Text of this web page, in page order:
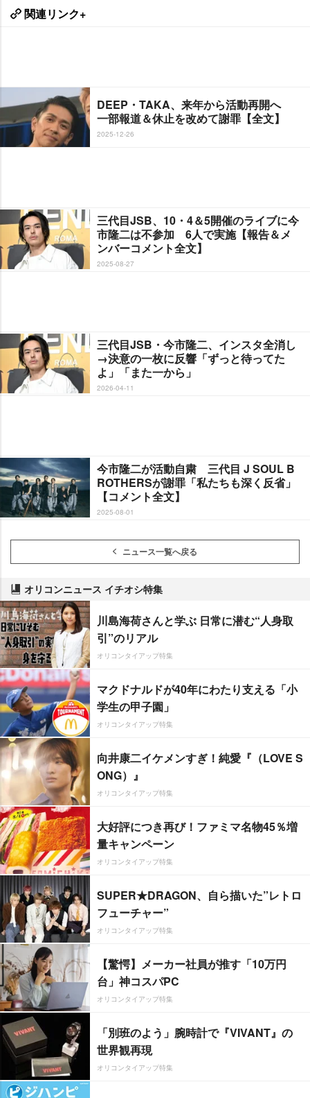
関連リンク+
DEEP・TAKA、来年から活動再開へ
一部報道＆休止を改めて謝罪【全文】
2025-12-26
三代目JSB、10・4＆5開催のライブに今
市隆二は不参加 6人で実施【報告＆メ
ンバーコメント全文】
2025-08-27
三代目JSB・今市隆二、インスタ全消し
→決意の一枚に反響「ずっと待ってた
よ」「また一から」
2026-04-11
今市隆二が活動自粛 三代目 J SOUL B
ROTHERSが謝罪「私たちも深く反省」
【コメント全文】
2025-08-01
ニュース一覧へ戻る
オリコンニュース イチオシ特集
川島海荷さんと学ぶ 日常に潜む“人身取
引”のリアル
オリコンタイアップ特集
マクドナルドが40年にわたり支える「小
学生の甲子園」
オリコンタイアップ特集
向井康二イケメンすぎ！純愛『（LOVE S
ONG）』
オリコンタイアップ特集
大好評につき再び！ファミマ名物45％増
量キャンペーン
オリコンタイアップ特集
SUPER★DRAGON、自ら描いた”レトロ
フューチャー”
オリコンタイアップ特集
【驚愕】メーカー社員が推す「10万円
台」神コスパPC
オリコンタイアップ特集
「別班のよう」腕時計で『VIVANT』の
世界観再現
オリコンタイアップ特集